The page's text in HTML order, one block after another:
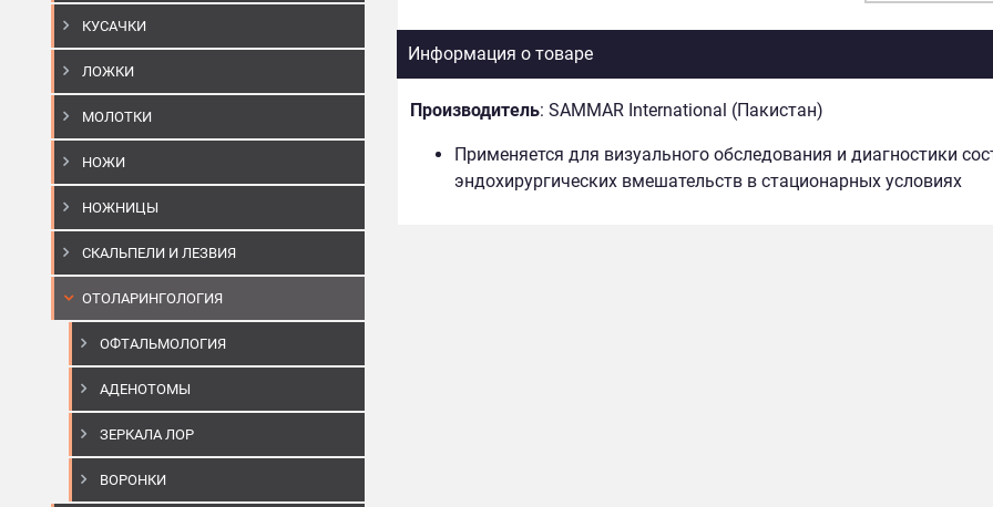
КУСАЧКИ
ЛОЖКИ
МОЛОТКИ
НОЖИ
НОЖНИЦЫ
СКАЛЬПЕЛИ И ЛЕЗВИЯ
ОТОЛАРИНГОЛОГИЯ
ОФТАЛЬМОЛОГИЯ
АДЕНОТОМЫ
ЗЕРКАЛА ЛОР
ВОРОНКИ
Информация о товаре
Производитель: SAMMAR International (Пакистан)
Применяется для визуального обследования и диагностики
эндохирургических вмешательств в стационарных условиях